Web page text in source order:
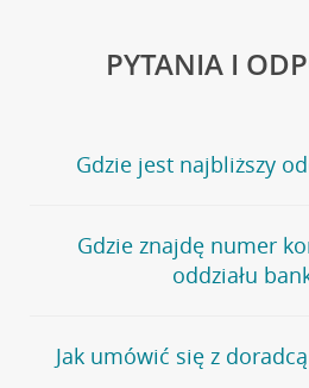
PYTANIA I
Gdzie jest najbliższy
Jeśli szukasz oddziału naszego
stronęPlacówki i bankomaty, na
wygodna wyszukiwarka.
oddziałów
Gdzie znajdę numer
oddziału
Bank Credit Agricole nie
telefonu do placówki bankowej.
Jak umówić się z